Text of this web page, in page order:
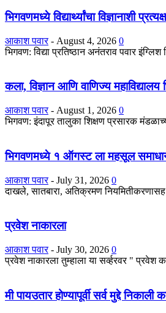
भिगवणमध्ये विद्यार्थ्यांचा विज्ञानाशी
आकाश पवार - August 4, 2026 0
भिगवण: विद्या प्रतिष्ठान अनंतराव पवार
कला, विज्ञान आणि वाणिज्य
आकाश पवार - August 1, 2026 0
भिगवण: इंदापूर तालुका शिक्षण प्रसारक
भिगवणमध्ये १ ऑगस्ट ला महसूल समाधान
आकाश पवार - July 31, 2026 0
दाखले, सातबारा, अतिक्रमण नियमितीकरणासह
प्रवेश नाकारला
आकाश पवार - July 30, 2026 0
प्रवेश नाकारला तुम्हाला या सर्व्हरवर " प्रवेश
मी पायउतार होण्यापूर्वी सर्व मुद्दे